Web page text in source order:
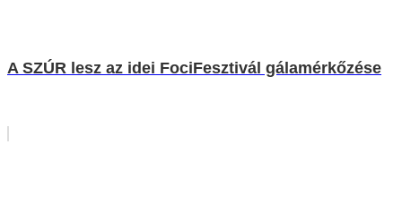
A SZÚR lesz az idei FociFesztivál gálamérkőzése